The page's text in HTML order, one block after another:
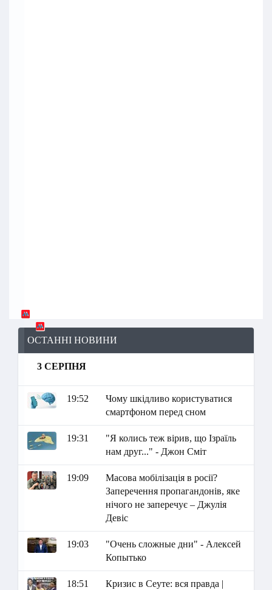
ОСТАННІ НОВИНИ
3 СЕРПНЯ
19:52
Чому шкідливо користуватися
смартфоном перед сном
19:31
"Я колись теж вірив, що Ізраїль
нам друг..." - Джон Сміт
19:09
Масова мобілізація в росії?
Заперечення пропагандонів, яке
нічого не заперечує – Джулія
Девіс
19:03
"Очень сложные дни" - Алексей
Копытько
18:51
Кризис в Сеуте: вся правда |